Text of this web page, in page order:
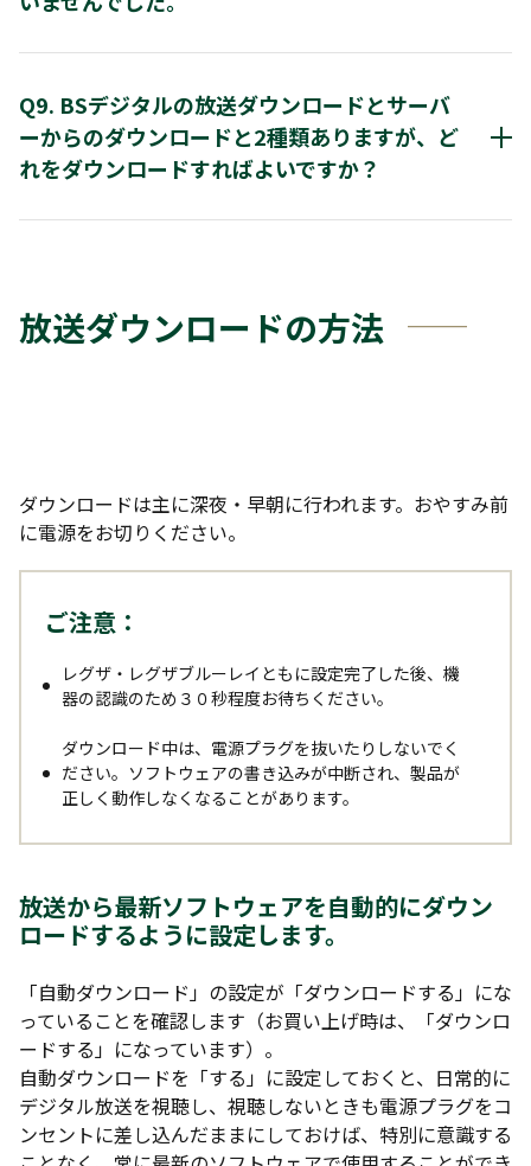
い場合があります。この場合は次回のダウンロード時刻に
ダウンロードできるようにご準備ください。
Q9. BSデジタルの放送ダウンロードとサーバ
ーからのダウンロードと2種類ありますが、ど
れをダウンロードすればよいですか？
放送ダウンロードの方法
ダウンロードは主に深夜・早朝に行われます。おやすみ前
に電源をお切りください。
ご注意：
レグザ・レグザブルーレイともに設定完了した後、機
器の認識のため３０秒程度お待ちください。
ダウンロード中は、電源プラグを抜いたりしないでく
ださい。ソフトウェアの書き込みが中断され、製品が
正しく動作しなくなることがあります。
放送から最新ソフトウェアを自動的にダウン
ロードするように設定します。
「自動ダウンロード」の設定が「ダウンロードする」にな
っていることを確認します（お買い上げ時は、「ダウンロ
ードする」になっています）。
自動ダウンロードを「する」に設定しておくと、日常的に
デジタル放送を視聴し、視聴しないときも電源プラグをコ
ンセントに差し込んだままにしておけば、特別に意識する
※ メッセージの内容を確認するには、リモコンの「ス
右）と「決定」で「お知らせメール」→「放送メール
手順で進みます。
※ バージョンアップに成功した場合、「放送メール」
表示されます。
5. 方向キー（上/下）で「放送波による自動更新」を
で、「決定」ボタンを押し、放送波による自動更新の
6. 方向キー（上/下）で「自動更新する」を選び、「決
定」ボタンを押します。。
以上で、設定が完了します。
「イーサネット通信」を使ってインターネットに接続、
とができるサービスです。 なお、このダウンロードは無
料にてご提供しています。
ご注意:
ソフトウェアの更新は、ダウンロード後、すぐに
を抜かないでください。
に動作しなくなる恐れがあります。
以下は、サーバーからソフトウェアを入手するための
方法です。
1. リモコンの「スタートメニュー」ボタンを押し、ス
ートメニューを開きます。
2. 方向キー（上/下/左/右）で「設定」を選んで「決定
ボタンを押します。